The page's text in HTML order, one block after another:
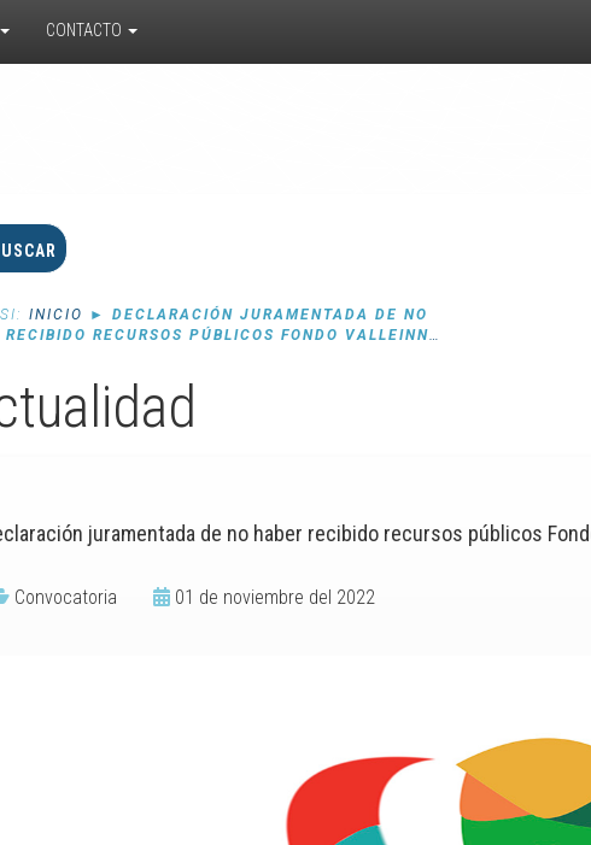
CONTACTO
INICIO ► DECLARACIÓN JURAMENTADA DE NO
RECIBIDO RECURSOS PÚBLICOS FONDO VALLEINN
juramentada de no haber recibido recursos públicos
Convocatoria 01 de noviembre del 2022